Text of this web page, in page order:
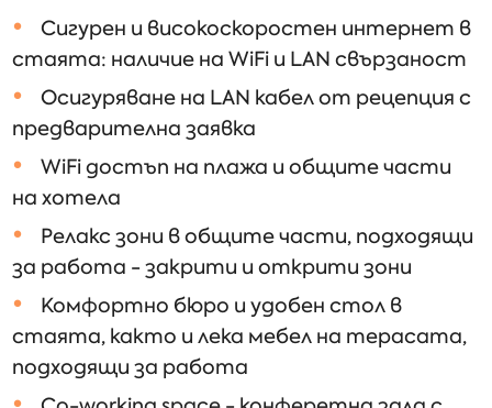
Сигурен и високоскоростен интернет в
стаята: наличие на WiFi и LAN свързаност
Осигуряване на LAN кабел от рецепция с
предварителна заявка
WiFi достъп на плажа и общите части
на хотела
Релакс зони в общите части, подходящи
за работа - закрити и открити зони
Комфортно бюро и удобен стол в
стаята, както и лека мебел на терасата,
подходящи за работа